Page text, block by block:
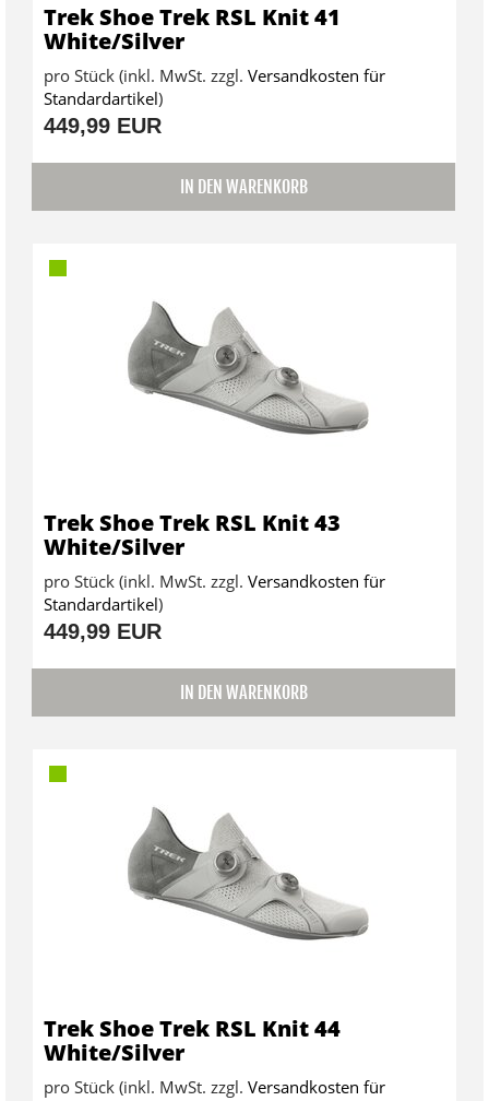
Trek Shoe Trek RSL Knit 41
White/Silver
pro Stück (inkl. MwSt. zzgl. Versandkosten für
Standardartikel)
449,99 EUR
IN DEN WARENKORB
Trek Shoe Trek RSL Knit 43
White/Silver
pro Stück (inkl. MwSt. zzgl. Versandkosten für
Standardartikel)
449,99 EUR
IN DEN WARENKORB
Trek Shoe Trek RSL Knit 44
White/Silver
pro Stück (inkl. MwSt. zzgl. Versandkosten für